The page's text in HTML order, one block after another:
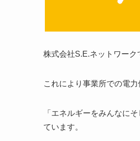
株式会社S.E.ネットワー
これにより事業所での電
「エネルギーをみんなに
ています。